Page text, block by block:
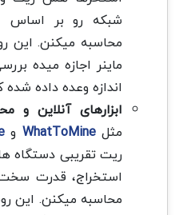
محاسبه میکنن. این
ماینر اجازه میده
اندازه وعده داده شده
ابزارهای آنلاین و
مثلWhatToMine و
ریت تقریبی دستگاه
استخراج، قدرت
محاسبه میکنن. این